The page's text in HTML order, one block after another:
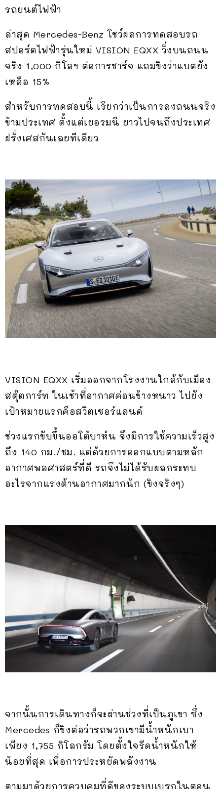
รถยนต์ไฟฟ้า
ล่าสุด Mercedes-Benz โชว์ผลการทดสอบรถ
สปอร์ตไฟฟ้ารุ่นใหม่ VISION EQXX วิ่งบนถนน
จริง 1,000 กิโลฯ ต่อการชาร์จ แถมขิงว่าแบตยัง
เหลือ 15%
สำหรับการทดสอบนี้ เรียกว่าเป็นการลงถนนจริง
ข้ามประเทศ ตั้งแต่เยอรมนี ยาวไปจนถึงประเทศ
ฝรั่งเศสกันเลยทีเดียว
VISION EQXX เริ่มออกจากโรงงานใกล้กับเมือง
สตุ๊ตการ์ท ในเช้าที่อากาศค่อนข้างหนาว ไปยัง
เป้าหมายแรกคือสวิตเซอร์แลนด์
ช่วงแรกขับขึ้นออโต้บาห์น จึงมีการใช้ความเร็วสูง
ถึง 140 กม./ชม. แต่ด้วยการออกแบบตามหลัก
อากาศพลศาสตร์ที่ดี รถจึงไม่ได้รับผลกระทบ
อะไรจากแรงต้านอากาศมากนัก (ขิงจริงๆ)
จากนั้นการเดินทางก็จะผ่านช่วงที่เป็นภูเขา ซึ่ง
Mercedes ก็ขิงต่อว่ารถพวกเขามีน้ำหนักเบา
เพียง 1,755 กิโลกรัม โดยตั้งใจรีดน้ำหนักให้
น้อยที่สุด เพื่อการประหยัดพลังงาน
ตามมาด้วยการควบคุมที่ดีของระบบเบรกในตอน